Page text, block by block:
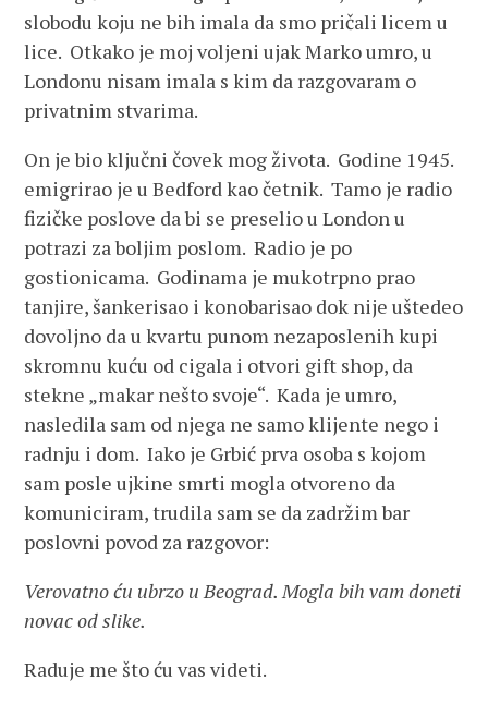
slobodu koju ne bih imala da smo pričali licem u
lice. Otkako je moj voljeni ujak Marko umro, u
Londonu nisam imala s kim da razgovaram o
privatnim stvarima.
On je bio ključni čovek mog života. Godine 1945.
emigrirao je u Bedford kao četnik. Tamo je radio
fizičke poslove da bi se preselio u London u
potrazi za boljim poslom. Radio je po
gostionicama. Godinama je mukotrpno prao
tanjire, šankerisao i konobarisao dok nije uštedeo
dovoljno da u kvartu punom nezaposlenih kupi
skromnu kuću od cigala i otvori gift shop, da
stekne „makar nešto svoje“. Kada je umro,
nasledila sam od njega ne samo klijente nego i
radnju i dom. Iako je Grbić prva osoba s kojom
sam posle ujkine smrti mogla otvoreno da
komuniciram, trudila sam se da zadržim bar
poslovni povod za razgovor:
Verovatno ću ubrzo u Beograd. Mogla bih vam doneti
novac od slike.
Raduje me što ću vas videti.